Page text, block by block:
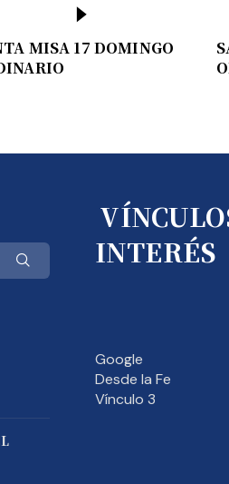
MISA 17 DOMINGO
INTERÉS
Google
Desde la Fe
Vínculo 3